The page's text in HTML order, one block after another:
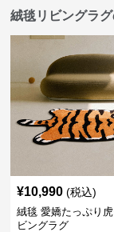
絨毯リビングラ
¥10,990 (税込)
絨毯 愛嬌たっぷり
ビングラグ